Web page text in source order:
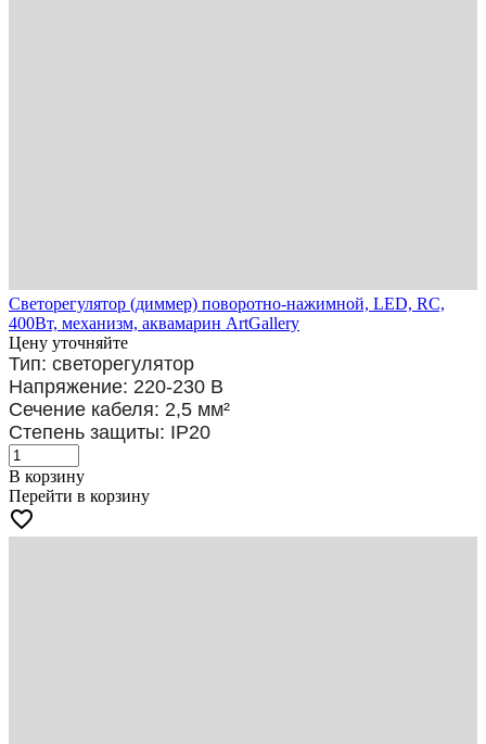
Светорегулятор (диммер) поворотно-нажимной, LED, RC,
400Вт, механизм, аквамарин ArtGallery
Цену уточняйте
Тип: светорегулятор
Напряжение: 220-230 В
Сечение кабеля: 2,5 мм²
Степень защиты: IP20
В корзину
Перейти в корзину
favorite_border